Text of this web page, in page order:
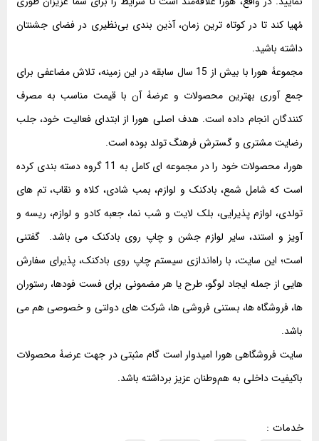
مُهیا کند تا در کوتاه ترین زمان، آذین بندی بی‌نظیری در فضای جشنتان
داشته باشید.
مجموعۀ هورا با بیش از 15 سال سابقه در این زمینه، تلاش مضاعفی برای
جمع آوری بهترین محصولات و عرضۀ آن با قیمت مناسب به مصرف
کنندگان انجام داده است. هدف اصلی هورا از ابتدای فعالیت خود، جلب
رضایت مشتری و گسترش فرهنگ تولد بوده است.
هورا، محصولات خود را در مجموعه ای کامل به 11 گروه دسته بندی کرده
است که شامل شمع، بادکنک و لوازم، بمب شادی، کلاه و نقاب،تم های
تولدی، لوازم پذیرایی، بلک لایت و شب نما،جعبه کادو و لوازم، ریسه و
آویز و استند، سایر لوازم جشن وچاپ روی بادکنک می باشد. گفتنی
است؛ این سایت، با راه‌اندازی سیستم چاپ روی بادکنک، پذیرای سفارش
هایی از جمله ایجاد لوگو، طرح یا هر مضمونی برای فست فودها، رستوران
ها، فروشگاه ها، بستنی فروشی ها، شرکت های دولتی و خصوصی هم می
باشد.
سایت فروشگاهی هورا امیدوار است گام مثبتی در جهت عرضۀ محصولات
باکیفیت داخلی به هم‌وطنان عزیز برداشته باشد.
خدمات :